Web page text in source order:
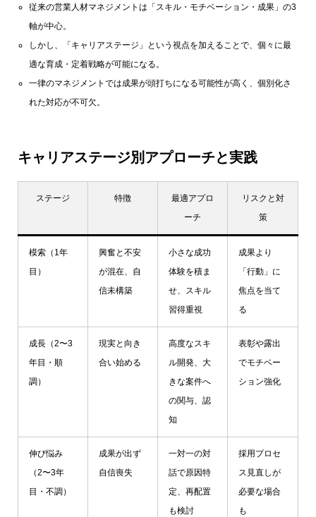
従来の営業人材マネジメントは「スキル・モチベーション・成果」の3
軸が中心。
しかし、「キャリアステージ」という視点を加えることで、個々に最
適な育成・定着戦略が可能になる。
一律のマネジメントでは成果が頭打ちになる可能性が高く、個別化さ
れた対応が不可欠。
キャリアステージ別アプローチと実践
ステージ 特徴
最適アプロ
ーチ
リスクと対
策
模索（1年
目）
興奮と不安
が混在、自
信未構築
小さな成功
体験を積ま
せ、スキル
習得重視
成果より
「行動」に
焦点を当て
る
成長（2〜3
年目・順
調）
現実と向き
合い始める
高度なスキ
ル開発、大
きな案件へ
の関与、認
知
表彰や露出
でモチベー
ション強化
伸び悩み
（2〜3年
目・不調）
成果が出ず
自信喪失
一対一の対
話で原因特
定、再配置
も検討
採用プロセ
ス見直しが
必要な場合
も